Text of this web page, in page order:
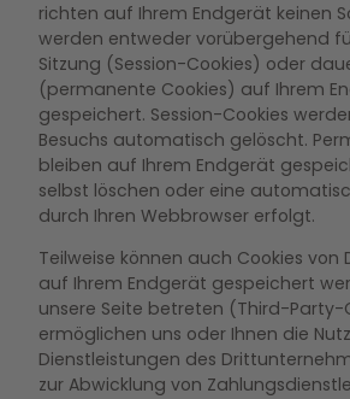
richten auf Ihrem Endgerät keinen
werden entweder vorübergehend
Sitzung (Session-Cookies) oder
(permanente Cookies) auf Ihrem
gespeichert. Session-Cookies
Besuchs automatisch gelöscht.
bleiben auf Ihrem Endgerät
selbst löschen oder eine
durch Ihren Webbrowser erfolgt.
Teilweise können auch Cookies
auf Ihrem Endgerät gespeichert
unsere Seite betreten (Third-Party-
ermöglichen uns oder Ihnen die
Dienstleistungen des
zur Abwicklung von